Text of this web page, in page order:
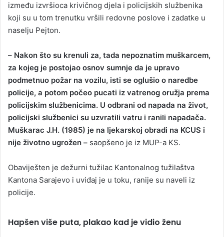
između izvršioca krivičnog djela i policijskih službenika
koji su u tom trenutku vršili redovne poslove i zadatke u
naselju Pejton.
– Nakon što su krenuli za, tada nepoznatim muškarcem,
za kojeg je postojao osnov sumnje da je upravo
podmetnuo požar na vozilu, isti se oglušio o naredbe
policije, a potom počeo pucati iz vatrenog oružja prema
policijskim službenicima. U odbrani od napada na život,
policijski službenici su uzvratili vatru i ranili napadača.
Muškarac J.H. (1985) je na ljekarskoj obradi na KCUS i
nije životno ugrožen – saopšeno je iz MUP-a KS.
Obaviješten je dežurni tužilac Kantonalnog tužilaštva
Kantona Sarajevo i uviđaj je u toku, ranije su naveli iz
policije.
Hapšen više puta, plakao kad je vidio ženu